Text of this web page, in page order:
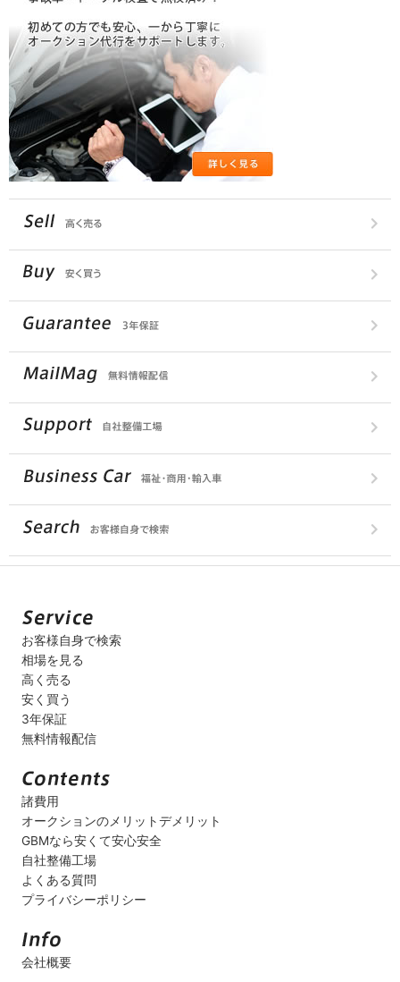
お客様自身で検索
相場を見る
高く売る
安く買う
3年保証
無料情報配信
諸費用
オークションのメリットデメリット
GBMなら安くて安心安全
自社整備工場
よくある質問
プライバシーポリシー
会社概要